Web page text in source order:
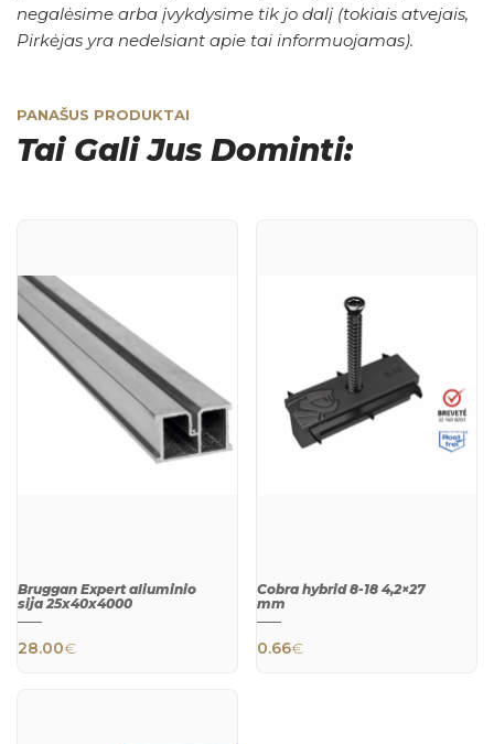
negalėsime arba įvykdysime tik jo dalį (tokiais atvejais,
Pirkėjas yra nedelsiant apie tai informuojamas).
PANAŠUS PRODUKTAI
Tai Gali Jus Dominti:
Bruggan Expert aliuminio
sija 25х40х4000
28.00€
Cobra hybrid 8-18 4,2×27
mm
0.66€